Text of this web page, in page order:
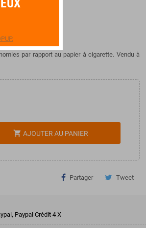
par rapport au papier à cigarette. Vendu à
shopping_cart AJOUTER AU PANIER
Partager Tweet
Paypal Crédit 4 X